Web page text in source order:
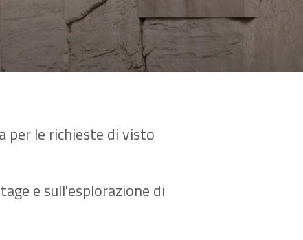
per le richieste di visto
e sull'esplorazione di